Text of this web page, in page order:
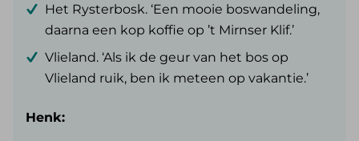
Het Rysterbosk. ‘Een mooie boswandeling,
daarna een kop koffie op ’t Mirnser Klif.’
Vlieland. ‘Als ik de geur van het bos op
Vlieland ruik, ben ik meteen op vakantie.’
Henk: